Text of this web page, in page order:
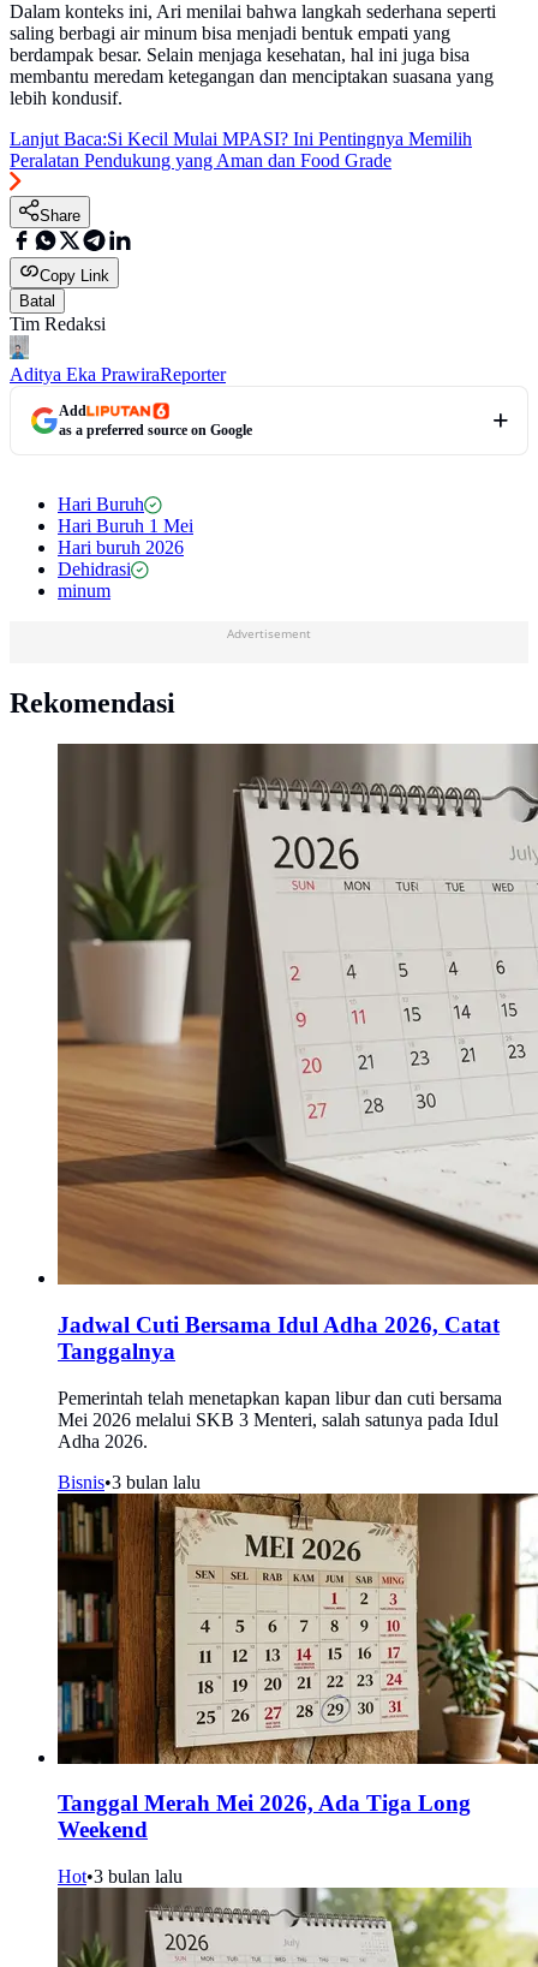
Dalam konteks ini, Ari menilai bahwa langkah sederhana seperti
saling berbagi air minum bisa menjadi bentuk empati yang
berdampak besar. Selain menjaga kesehatan, hal ini juga bisa
membantu meredam ketegangan dan menciptakan suasana yang
lebih kondusif.
Lanjut Baca:Si Kecil Mulai MPASI? Ini Pentingnya Memilih
Peralatan Pendukung yang Aman dan Food Grade
Share
Copy Link
Batal
Tim Redaksi
Aditya Eka PrawiraReporter
Add
as a preferred source on Google
Hari Buruh
Hari Buruh 1 Mei
Hari buruh 2026
Dehidrasi
minum
Advertisement
Rekomendasi
Jadwal Cuti Bersama Idul Adha 2026, Catat
Tanggalnya
Pemerintah telah menetapkan kapan libur dan cuti bersama
Mei 2026 melalui SKB 3 Menteri, salah satunya pada Idul
Adha 2026.
Bisnis•3 bulan lalu
Tanggal Merah Mei 2026, Ada Tiga Long
Weekend
Hot•3 bulan lalu